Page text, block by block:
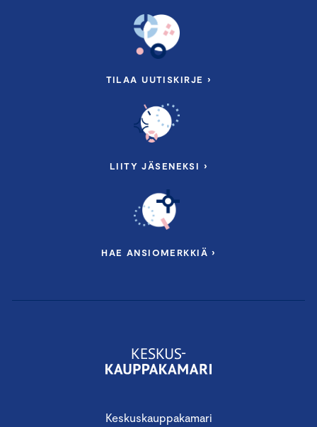
Keskuskauppakamari
TILAA UUTISKIRJE ›
LIITY JÄSENEKSI ›
HAE ANSIOMERKKIÄ ›